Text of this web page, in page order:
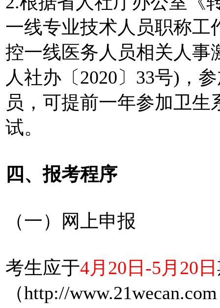
一线专业技术人员职称工
控一线医务人员相关人事
人社办〔2020〕33号)，
员，可提前一年参加卫
试。
四、报考程序
（一）网上申报
考生应于4月20日-5月20日
（http://